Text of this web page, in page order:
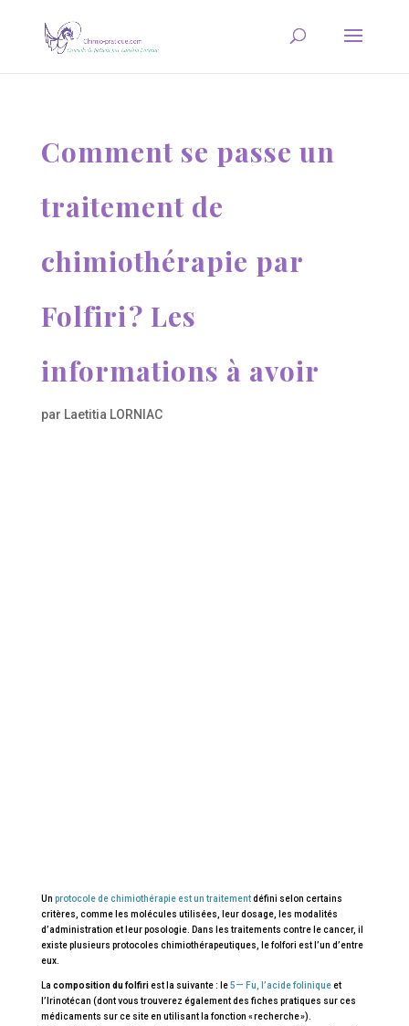
Comment se passe un
traitement de
chimiothérapie par
Folfiri ? Les
informations à avoir
par Laetitia LORNIAC
Un protocole de chimiothérapie est un traitementdéfini selon certains
critères, comme les molécules utilisées, leur dosage, les modalités
d’administration et leur posologie. Dans les traitements contre le cancer, il
existe plusieurs protocoles chimiothérapeutiques, le folfori est l’un d’entre
eux.
La composition du folfiriest la suivante : le5— Fu, l’acide foliniqueet
l’Irinotécan (dont vous trouverez également des fiches pratiques sur ces
médicaments sur ce site en utilisant la fonction « recherche »).